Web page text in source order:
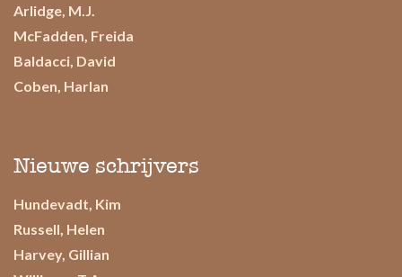
Arlidge, M.J.
McFadden, Freida
Baldacci, David
Coben, Harlan
Nieuwe schrijvers
Hundevadt, Kim
Russell, Helen
Harvey, Gillian